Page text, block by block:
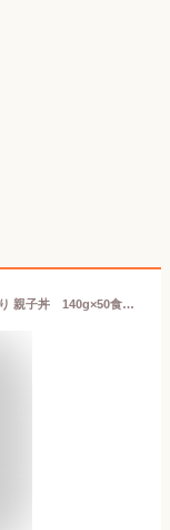
【本州送料無料】マルハニチロ 金のどんぶり 親子丼 140g×50食 レトルト 北海道・四国・九州行きは追加送料220円かかります。50個保存食・ローリングストックに